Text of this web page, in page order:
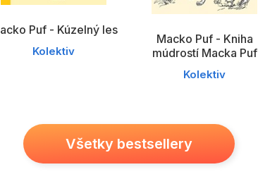
Puf - Kúzelný les
Kolektiv
Macko Puf - Kniha
múdrostí Macka Puf
Kolektiv
Všetky bestsellery